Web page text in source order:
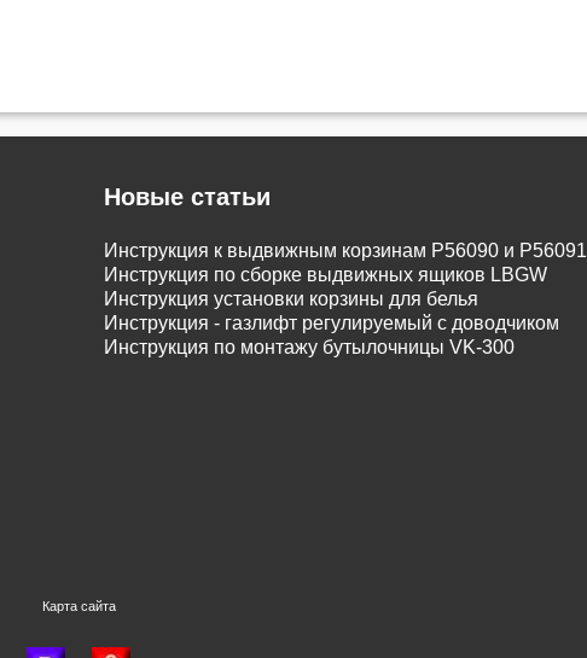
Новые статьи
Инструкция к выдвижным корзинам P56090 и P56091
Инструкция по сборке выдвижных ящиков LBGW
Инструкция установки корзины для белья
Инструкция - газлифт регулируемый с доводчиком
Инструкция по монтажу бутылочницы VK-300
Карта сайта